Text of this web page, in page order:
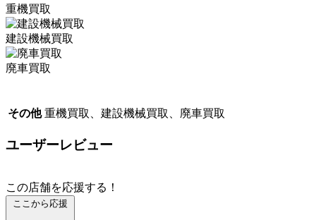
重機買取
建設機械買取
廃車買取
その他 重機買取、建設機械買取、廃車買取
ユーザーレビュー
この店舗を応援する！
ここから応援